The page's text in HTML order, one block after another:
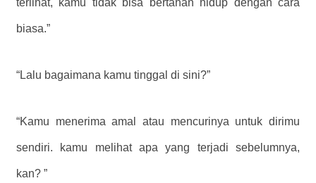
biasa.”
“Lalu bagaimana kamu tinggal di sini?”
“Kamu menerima amal atau mencurinya untuk dirimu
sendiri. kamu melihat apa yang terjadi sebelumnya,
kan? ”